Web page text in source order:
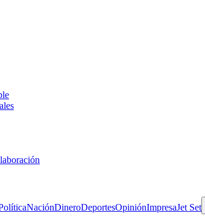
NaciónDineroDeportesOpiniónImpresaJet Set